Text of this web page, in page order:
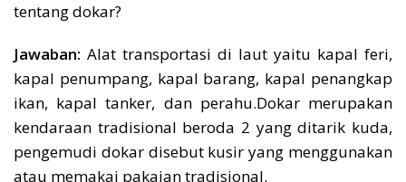
tentang dokar?
Jawaban: Alat transportasi di laut yaitu kapal feri,
kapal penumpang, kapal barang, kapal penangkap
ikan, kapal tanker, dan perahu.Dokar merupakan
kendaraan tradisional beroda 2 yang ditarik kuda,
pengemudi dokar disebut kusir yang menggunakan
atau memakai pakaian tradisional.